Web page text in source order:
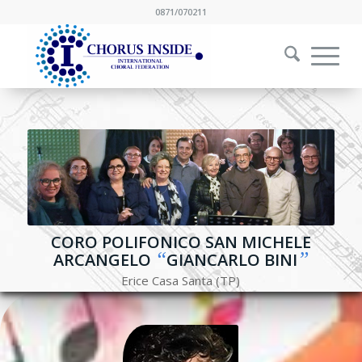
0871/070211
CORO POLIFONICO SAN MICHELE
ARCANGELO “GIANCARLO BINI”
Erice Casa Santa (TP)